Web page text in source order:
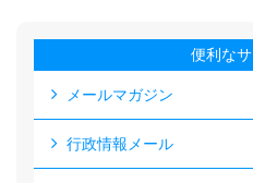
便利な
メールマガジン
行政情報メール